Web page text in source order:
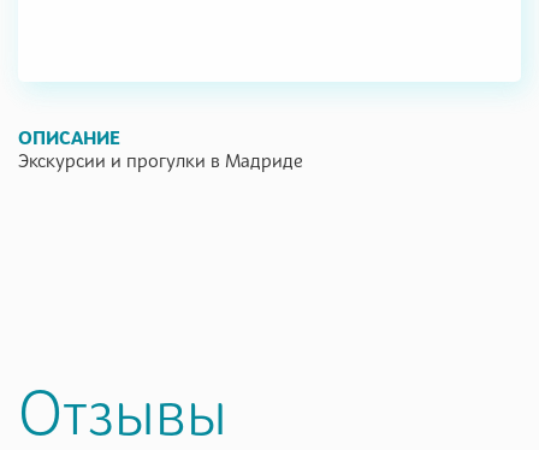
ОПИСАНИЕ
Экскурсии и прогулки в Мадриде
Отзывы